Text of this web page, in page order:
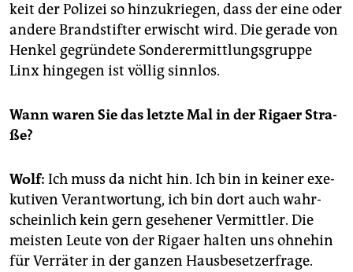
keit der Po­li­zei so hin­zu­krie­gen, dass der eine oder
an­de­re Brand­stif­ter er­wischt wird. Die ge­ra­de von
Hen­kel ge­grün­de­te Son­der­er­mitt­lungs­grup­pe
Linx hin­ge­gen ist völ­lig sinn­los.
Wann waren Sie das letz­te Mal in der Ri­ga­er Stra­
ße?
Wolf: Ich muss da nicht hin. Ich bin in kei­ner exe­
ku­ti­ven Ver­ant­wor­tung, ich bin dort auch wahr­
schein­lich kein gern ge­se­he­ner Ver­mitt­ler. Die
meis­ten Leute von der Ri­ga­er hal­ten uns oh­ne­hin
für Ver­rä­ter in der gan­zen Haus­be­set­zer­fra­ge.